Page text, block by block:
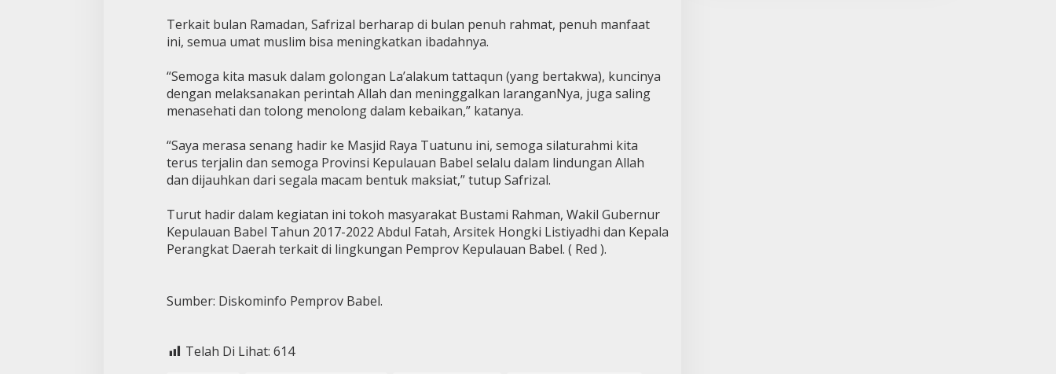
Terkait bulan Ramadan, Safrizal berharap di bulan penuh rahmat, penuh manfaat
ini, semua umat muslim bisa meningkatkan ibadahnya.
“Semoga kita masuk dalam golongan La’alakum tattaqun (yang bertakwa), kuncinya
dengan melaksanakan perintah Allah dan meninggalkan laranganNya, juga saling
menasehati dan tolong menolong dalam kebaikan,” katanya.
“Saya merasa senang hadir ke Masjid Raya Tuatunu ini, semoga silaturahmi kita
terus terjalin dan semoga Provinsi Kepulauan Babel selalu dalam lindungan Allah
dan dijauhkan dari segala macam bentuk maksiat,” tutup Safrizal.
Turut hadir dalam kegiatan ini tokoh masyarakat Bustami Rahman, Wakil Gubernur
Kepulauan Babel Tahun 2017-2022 Abdul Fatah, Arsitek Hongki Listiyadhi dan Kepala
Perangkat Daerah terkait di lingkungan Pemprov Kepulauan Babel. ( Red ).
Sumber: Diskominfo Pemprov Babel.
Telah Di Lihat: 614